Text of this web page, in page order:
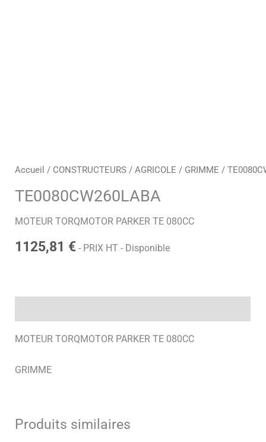
Accueil / CONSTRUCTEURS /AGRICOLE / GRIMME /
TE0080CW260LABA
MOTEUR TORQMOTOR PARKER TE 080CC
1125,81 € - PRIX HT - Disponible
MOTEUR TORQMOTOR PARKER TE 080CC
GRIMME
Produits similaires